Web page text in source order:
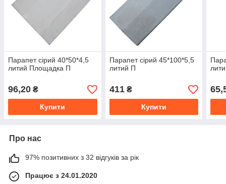
Парапет сірий 40*50*4,5
литий Площадка П
96,20 ₴
Купити
Парапет сірий 45*100*5,5
литий П
411₴
Купити
Про нас
97% позитивних з 32 відгуків за рік
Працює з 24.01.2020